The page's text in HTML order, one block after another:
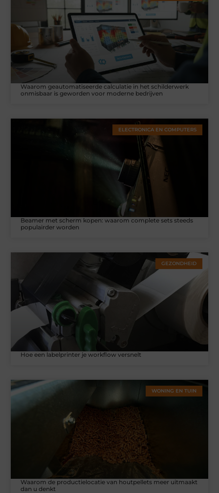
Waarom geautomatiseerde calculatie in het schilderwerk
onmisbaar is geworden voor moderne bedrijven
ELECTRONICA EN COMPUTERS
Beamer met scherm kopen: waarom complete sets steeds
populairder worden
GEZONDHEID
Hoe een labelprinter je workflow versnelt
WONING EN TUIN
Waarom de productielocatie van houtpellets meer uitmaakt
dan u denkt